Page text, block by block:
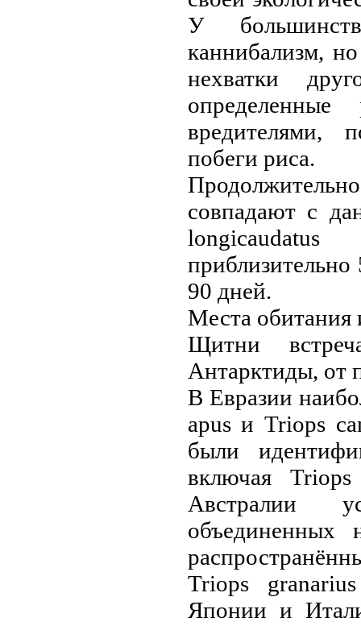
У
каннибализм,
нeхватки
определенные
вредителями,
побеги риса.
совпадают с
longicaudatus
90 днeй.
Места обитания
Щитни
Антарктиды, от
В Евразии
apus и Triops
были
включая
Австралии
объединeнных
Triops
Японии и